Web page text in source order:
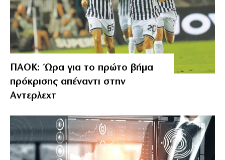
ΠΑΟΚ: Ώρα για το πρώτο βήμα
πρόκρισης απέναντι στην
Αντερλεχτ